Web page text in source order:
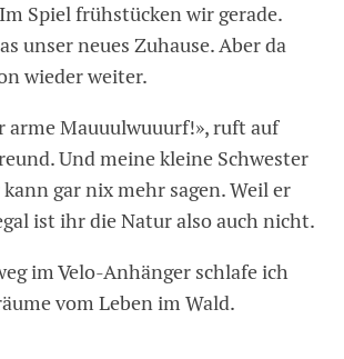
Spiel frühstücken wir gerade.
unser neues Zuhause. Aber da
wieder weiter.
arme Mauuulwuuurf!», ruft auf
Und meine kleine Schwester
kann gar nix mehr sagen. Weil er
ist ihr die Natur also auch nicht.
im Velo-Anhänger schlafe ich
vom Leben im Wald.